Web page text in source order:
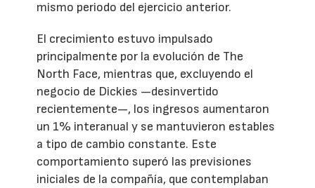
mismo periodo del ejercicio anterior.
El crecimiento estuvo impulsado
principalmente por la evolución de The
North Face, mientras que, excluyendo el
negocio de Dickies —desinvertido
recientemente—, los ingresos aumentaron
un 1% interanual y se mantuvieron estables
a tipo de cambio constante. Este
comportamiento superó las previsiones
iniciales de la compañía, que contemplaban